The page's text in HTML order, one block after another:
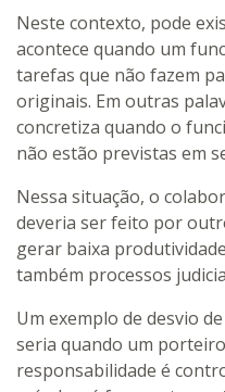
Neste contexto, pode
acontece quando um
tarefas que não fazem
originais. Em outras
concretiza quando o
não estão previstas em
Nessa situação, o
deveria ser feito por
gerar baixa
também processos
Um exemplo de desvio
seria quando um
responsabilidade é